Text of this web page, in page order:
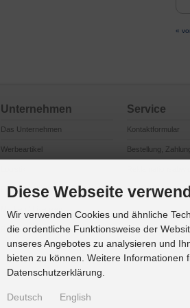
«
Unternehmen
Das Unternehmen
Werbeartikel
Produktsicherheit
Referenzkunden
Service
Kontaktformular
Bestellung,
Cookie
Diese Webseite
Wir verwenden Cookies und ähnliche
die ordentliche Funktionsweise der
unseres Angebotes zu analysieren und
bieten zu können. Weitere Informationen
Datenschutzerklärung.
Deutsch English